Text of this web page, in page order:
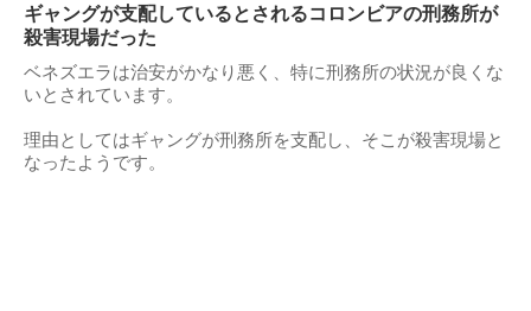
ギャングが支配しているとされるコロンビアの刑務所が
殺害現場だった
ベネズエラは治安がかなり悪く、特に刑務所の状況が良くな
いとされています。
理由としてはギャングが刑務所を支配し、そこが殺害現場と
なったようです。